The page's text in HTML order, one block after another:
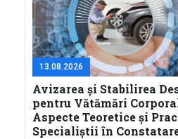
13.08.2026
Avizarea și Stabilirea
pentru Vătămări
Aspecte Teoretice și
Specialiștii în